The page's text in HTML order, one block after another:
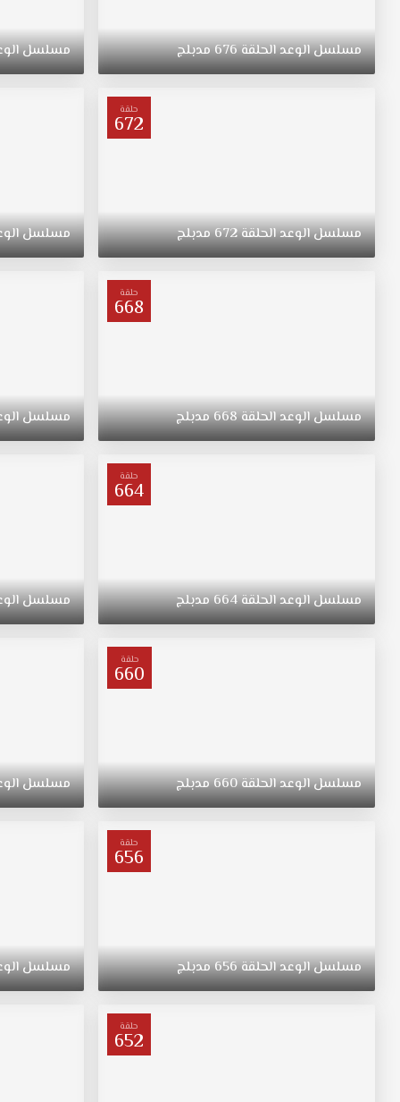
بعد
وفاة
مسلسلالوعدالحلقة676مدبلج مسلسل
حلقة
672
مسلسلالوعدالحلقة672مدبلج مسلسل
حلقة
668
مسلسلالوعدالحلقة668مدبلج مسلسل
حلقة
664
مسلسلالوعدالحلقة664مدبلج مسلسل
حلقة
660
مسلسلالوعدالحلقة660مدبلج مسلسل
حلقة
656
مسلسلالوعدالحلقة656مدبلج مسلسل
حلقة
652